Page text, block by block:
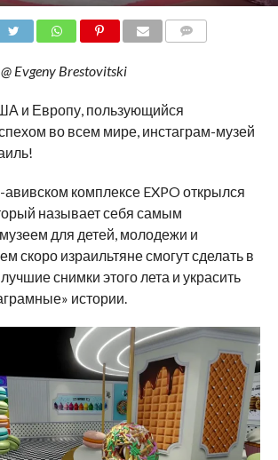
Evgeny Brestovitski
и Европу, пользующийся
во всем мире, инстаграм-музей
авивском комплексе EXPO открылся
называет себя самым
для детей, молодежи и
скоро израильтяне смогут сделать в
снимки этого лета и украсить
истории.